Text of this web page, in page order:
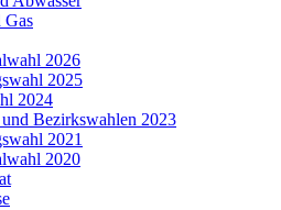
Gas
2026
2025
2024
Bezirkswahlen 2023
2021
2020